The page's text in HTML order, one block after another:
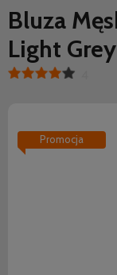
Bluza
Light Grey
Promocja